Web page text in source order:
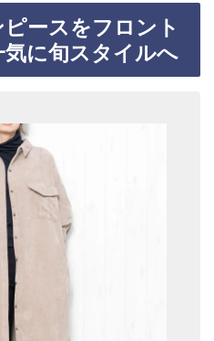
ースをフロント
に旬スタイルへ